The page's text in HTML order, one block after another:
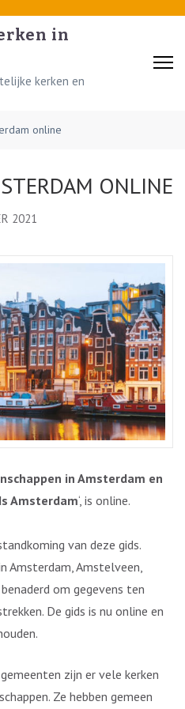
in
kerken en
online
ONLINE
2021
in Amsterdam en
Amsterdam‘, is online.
van deze gids.
Amsterdam, Amstelveen,
om gegevens ten
De gids is nu online en
zijn er vele kerken
Ze hebben gemeen